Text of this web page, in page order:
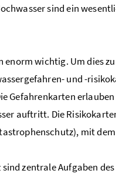
sind ein
wichtig. Um dies
und -
Gefahrenkarten
auftritt. Die
mit dem
zentrale Aufgaben